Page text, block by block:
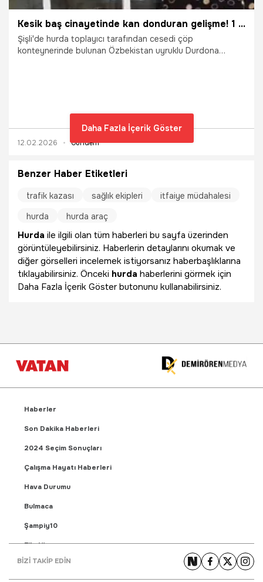
Kesik baş cinayetinde kan donduran gelişme! 1 kadının daha parçalanarak öldürüldüğü ortaya çıktı
Şişli'de hurda toplayıcı tarafından cesedi çöp
konteynerinde bulunan Özbekistan uyruklu Durdona
12.02.2026 Gündem
Daha Fazla İçerik Göster
Benzer Haber Etiketleri
trafik kazası sağlık ekipleri
itfaiye müdahalesi
hurda
hurda araç
Hurda ile ilgili olan tüm haberleri bu sayfa üzerinden
görüntüleyebilirsiniz. Haberlerin detaylarını okumak ve
diğer görselleri incelemek istiyorsanız haberbaşlıklarına
tıklayabilirsiniz. Önceki hurda haberlerini görmek için
Daha Fazla İçerik Göster butonunu kullanabilirsiniz.
Haberler
Son Dakika Haberleri
2024 Seçim Sonuçları
Çalışma Hayatı Haberleri
Hava Durumu
Bulmaca
Şampiy10
Fikstür
Puan Durumu
BİZİ TAKİP EDİN